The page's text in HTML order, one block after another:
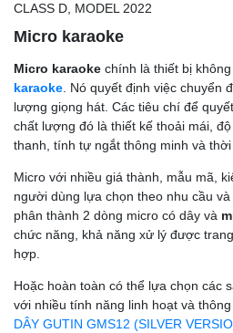
CLASS D, MODEL 2022
Micro karaoke
Micro karaoke chính là thiết bị
karaoke. Nó quyết định việc chuyển
lượng giọng hát. Các tiêu chí để
chất lượng đó là thiết kế thoải mái,
thanh, tính tự ngắt thông minh và
Micro với nhiều giá thành, mẫu mã,
người dùng lựa chọn theo nhu cầu
phân thành 2 dòng micro có dây và
chức năng, khả năng xử lý được
hợp.
Hoặc hoàn toàn có thể lựa chọn các
với nhiều tính năng linh hoạt và
DÂY GUTIN GMS12 (SILVER